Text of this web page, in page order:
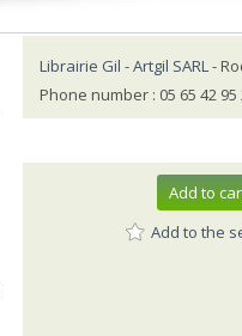
Librairie Gil - Artgil SARL-
Phone number : 05 65 42 95
Add to
Add to the